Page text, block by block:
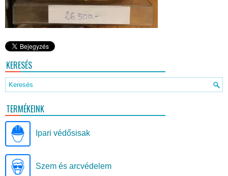
KERESÉS
TERMÉKEINK
Ipari védősisak
Szem és arcvédelem